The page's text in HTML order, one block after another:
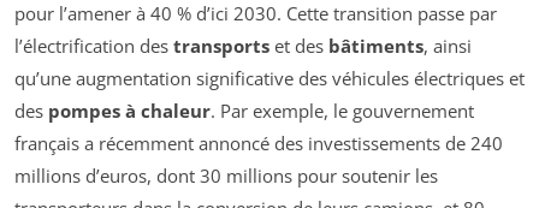
pour l’amener à 40 % d’ici 2030. Cette transition passe par
l’électrification des transports et des bâtiments, ainsi
qu’une augmentation significative des véhicules électriques et
des pompes à chaleur. Par exemple, le gouvernement
français a récemment annoncé des investissements de 240
millions d’euros, dont 30 millions pour soutenir les